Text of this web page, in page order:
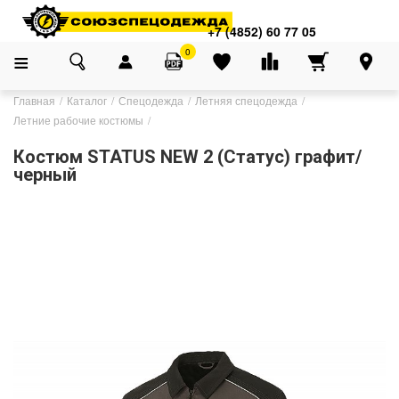
+7 (4852) 60 77 05
0
Главная Каталог Спецодежда
Летняя спецодежда
Летние рабочие костюмы
Костюм STATUS NEW 2 (Статус) графит/
черный